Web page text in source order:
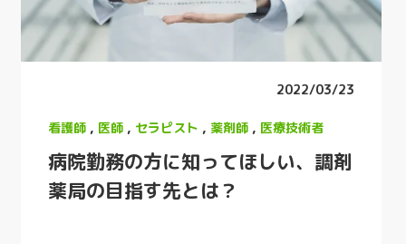
2022/03/23
看護師 , 医師 , セラピスト , 薬剤師 , 医療技術者
病院勤務の方に知ってほしい、調剤
薬局の目指す先とは？